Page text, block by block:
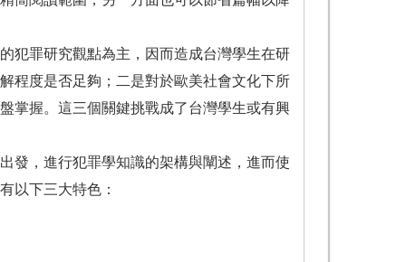
犯罪研究觀點為主，因而造成台灣學生在研
程度是否足夠；二是對於歐美社會文化下所
掌握。這三個關鍵挑戰成了台灣學生或有興
發，進行犯罪學知識的架構與闡述，進而使
以下三大特色：